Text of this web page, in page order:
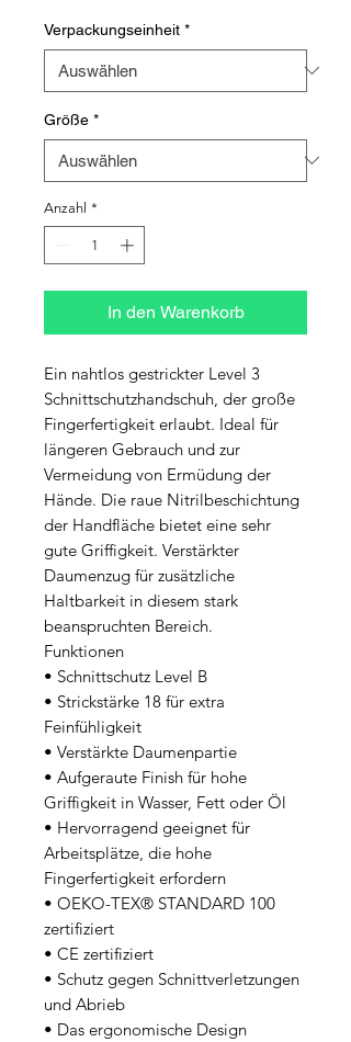
Verpackungseinheit *
Größe *
Anzahl *
In den Warenkorb
Ein nahtlos gestrickter Level 3
Schnittschutzhandschuh, der große
Fingerfertigkeit erlaubt. Ideal für
längeren Gebrauch und zur
Vermeidung von Ermüdung der
Hände. Die raue Nitrilbeschichtung
der Handfläche bietet eine sehr
gute Griffigkeit. Verstärkter
Daumenzug für zusätzliche
Haltbarkeit in diesem stark
beanspruchten Bereich.
Funktionen
• Schnittschutz Level B
• Strickstärke 18 für extra
Feinfühligkeit
• Verstärkte Daumenpartie
• Aufgeraute Finish für hohe
Griffigkeit in Wasser, Fett oder Öl
• Hervorragend geeignet für
Arbeitsplätze, die hohe
Fingerfertigkeit erfordern
• OEKO-TEX® STANDARD 100
zertifiziert
• CE zertifiziert
• Schutz gegen Schnittverletzungen
und Abrieb
• Das ergonomische Design